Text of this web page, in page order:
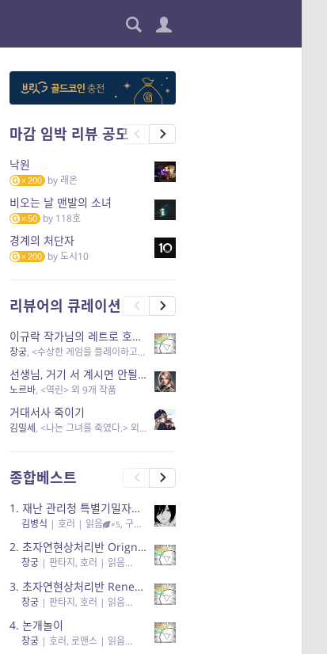
마감 임박 리뷰 공모
낙원
200 by 래온
비오는 날 맨발의 소녀
50 by 118호
경계의 처단자
200 by도시10
리뷰어의 큐레이션
이규락 작가님의 레트로 호러 리뷰
창궁, <수상한 게임을 플레이하고 있어> 외 3개 작품
선생님, 거기 서 계시면 안될 것 같은데요-역할 클리셰를 비튼 작품들
노르바, <역린> 외 9개 작품
거대서사 죽이기
김밀세, <나는 그녀를 죽였다.> 외 1개 작품
종합베스트
1. 재난 관리청 특별기밀자료들
김병식 | 호러 | 읽음 ×5, 구독 , 응원96, 리뷰3
2. 초자연현상처리반 Orignal + True Ending
창궁| 판타지, 호러 | 읽음 , 구독 , 응원6
3. 초자연현상처리반 Renewal
창궁| 판타지, 호러 | 읽음 , 구독 , 응원82, 리뷰4
4. 논개놀이
창궁| 호러, 로맨스| 읽음 , 공감11, 응원25